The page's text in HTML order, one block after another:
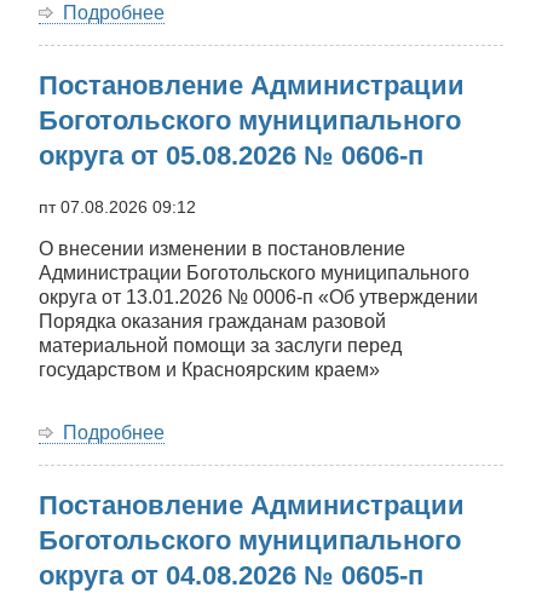
Подробнее
Боготольского
округа
от
№
п
Постановление Администрации
Боготольского муниципального
округа от 05.08.2026 № 0606-п
пт 07.08.2026 09:12
О внесении изменении в постановление
Администрации Боготольского муниципального
округа от 13.01.2026 № 0006-п «Об утверждении
Порядка оказания гражданам разовой
материальной помощи за заслуги перед
государством и Красноярским краем»
Подробнее
Боготольского
округа
от
Постановление Администрации
Боготольского муниципального
округа от 04.08.2026 № 0605-п